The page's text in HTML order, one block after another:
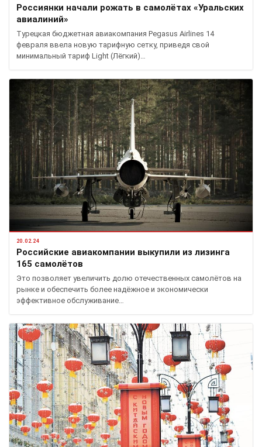
Россиянки начали рожать в самолётах «Уральских
авиалиний»
Турецкая бюджетная авиакомпания Pega­sus Airlines 14
февраля ввела новую тарифную сетку, приведя свой
минимальный тариф Light (Лёгкий)…
20.02.24
Российские авиакомпании выкупили из лизинга
165 самолётов
Это позволяет увеличить долю отечественных самолётов на
рынке и обеспечить более надёжное и экономически
эффективное обслуживание…